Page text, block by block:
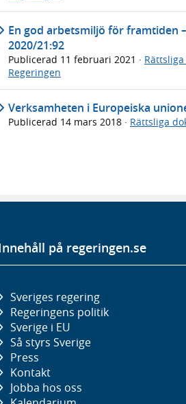
En god arbetsmiljö för framtiden
2020/21:92
Publicerad 11 februari 2021 ·
Regeringen
Verksamheten i Europeiska
Publicerad 14 mars 2018 · Rättsliga
på regeringen.se
Sveriges regering
Regeringens politik
Sverige i EU
Så styrs Sverige
Press
Kontakt
Jobba hos oss